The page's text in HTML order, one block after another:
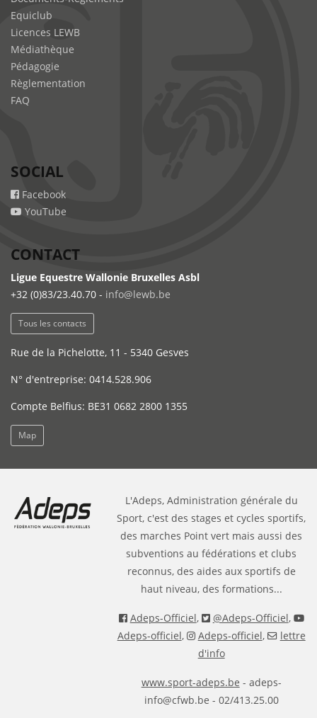
Equiclub
Licences LEWB
Médiathèque
Pédagogie
Règlementation
FAQ
SOCIAL
Facebook
YouTube
CONTACT
Ligue Equestre Wallonie Bruxelles Asbl
+32 (0)83/23.40.70 - info@lewb.be
Tous les contacts
Rue de la Pichelotte, 11 - 5340 Gesves
N° d'entreprise: 0414.528.906
Compte Belfius: BE31 0682 2800 1355
Map
L'Adeps, Administration générale du
Sport, c'est des stages et cycles sportifs,
des marches Point vert mais aussi des
subventions au fédérations et clubs
reconnus, des aides aux sportifs de
haut niveau, des formations...
Adeps-Officiel, @Adeps-Officiel,
Adeps-officiel, Adeps-officiel,
lettre
d'info
www.sport-adeps.be - adeps-
info@cfwb.be - 02/413.25.00